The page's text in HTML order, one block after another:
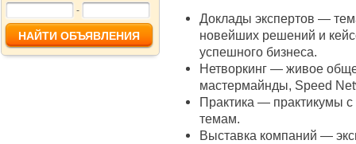
-
Доклады экспертов —
новейших решений и
успешного бизнеса.
Нетворкинг — живое
мастермайнды, Speed
Практика — практикумы
темам.
Выставка компаний —